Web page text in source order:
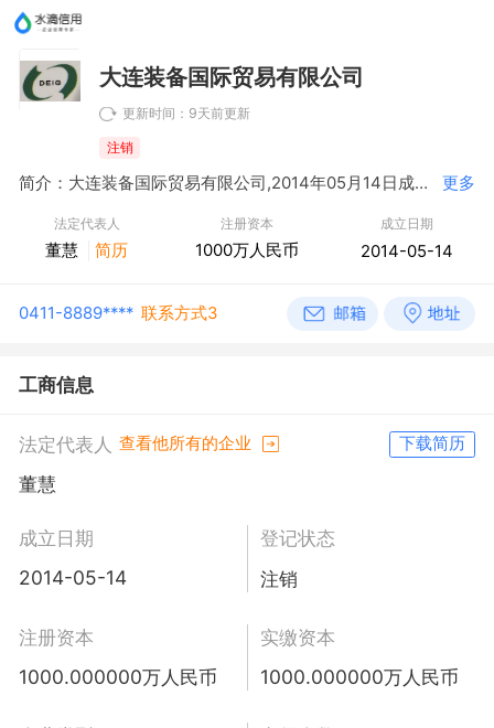
大连装备国际贸易有限公司
更新时间：9天前更新
注销
简介：大连装备国际贸易有限公司,2014年05月14日成立，经营范围包括煤炭、金属制品、矿产品销售；国内一般贸易；货物及技术进出口；国内货运代理；供应链管理服务；计算机软件开发；经济信息咨询（不含投资咨询）。 更多
法定代表人
董慧 简历
注册资本
1000万人民币
成立日期
2014-05-14
0411-8889**** 联系方式3
工商信息
法定代表人 查看他所有的企业 下载简历
董慧
成立日期
2014-05-14
登记状态
注销
注册资本
1000.000000万人民币
实缴资本
1000.000000万人民币